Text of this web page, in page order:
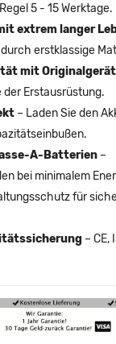
5 - 15 Werktage.
extrem langer
erstklassige
mit
Erstausrüstung.
– Laden Sie den
A-Batterien –
bei minimalem
für
– CE,